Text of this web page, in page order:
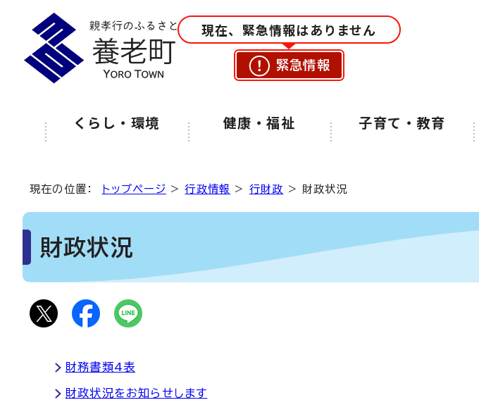
現在、緊急情報はありません
緊急情報
くらし・環境 健康・福祉 子育て・教育
現在の位置： トップページ >行政情報 > 行財政 > 財政状況
財政状況
財務書類4表
財政状況をお知らせします